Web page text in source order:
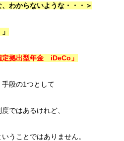
わからないような・・・＞
定拠出型年金 iDeCo」
段の1つとして
ではあるけれど、
うことではありません。